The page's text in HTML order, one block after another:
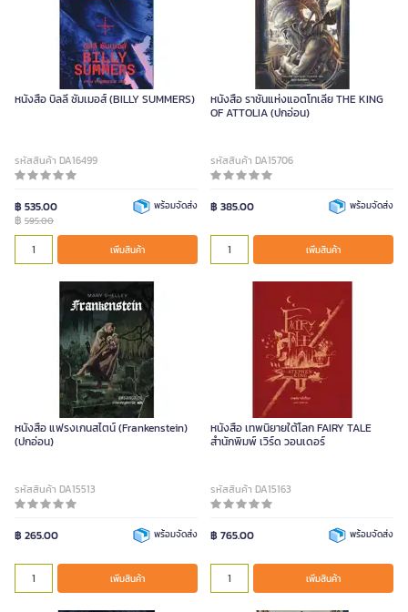
หนังสือ บิลลี ซัมเมอส์ (BILLY SUMMERS)
รหัสสินค้า DA16499
฿ 535.00
฿ 595.00
พร้อมจัดส่ง
เพิ่มสินค้า
หนังสือ ราชันแห่งแอตโทเลีย THE KING
OF ATTOLIA (ปกอ่อน)
รหัสสินค้า DA15706
฿ 385.00 พร้อมจัดส่ง
เพิ่มสินค้า
หนังสือ แฟรงเกนสไตน์ (Frankenstein)
(ปกอ่อน)
รหัสสินค้า DA15513
฿ 265.00 พร้อมจัดส่ง
เพิ่มสินค้า
หนังสือ เทพนิยายใต้โลก FAIRY TALE
สำนักพิมพ์ เวิร์ด วอนเดอร์
รหัสสินค้า DA15163
฿ 765.00 พร้อมจัดส่ง
เพิ่มสินค้า